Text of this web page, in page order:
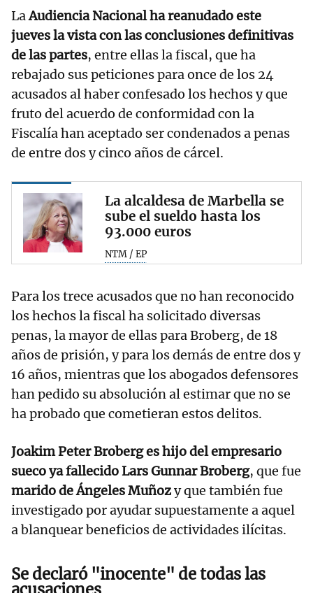
LaAudiencia Nacional ha reanudado este
jueves la vista con las conclusiones definitivas
de las partes, entre ellas la fiscal, que ha
rebajado sus peticiones para once de los 24
acusados al haber confesado los hechos y que
fruto del acuerdo de conformidad con la
Fiscalía han aceptado ser condenados a penas
de entre dos y cinco años de cárcel.
La alcaldesa de Marbella se
sube el sueldo hasta los
93.000 euros
NTM / EP
Para los trece acusados que no han reconocido
los hechos la fiscal ha solicitado diversas
penas, la mayor de ellas para Broberg, de 18
años de prisión, y para los demás de entre dos y
16 años, mientras que los abogados defensores
han pedido su absolución al estimar que no se
ha probado que cometieran estos delitos.
Joakim Peter Broberg es hijo del empresario
sueco ya fallecido Lars Gunnar Broberg, que fue
marido de Ángeles Muñozy que también fue
investigado por ayudar supuestamente a aquel
a blanquear beneficios de actividades ilícitas.
Se declaró "inocente" de todas las